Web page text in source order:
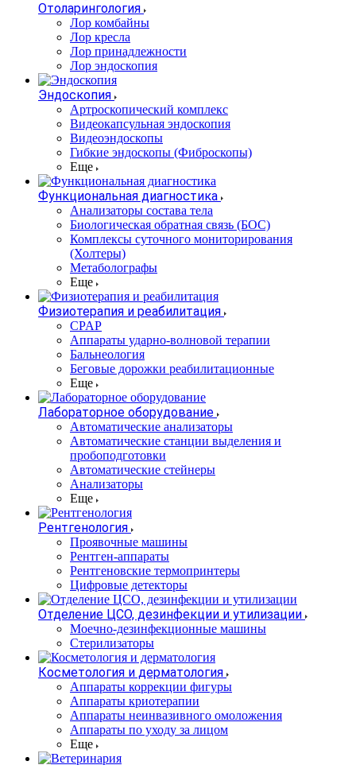
Отоларингология
Лор комбайны
Лор кресла
Лор принадлежности
Лор эндоскопия
Эндоскопия
Артроскопический комплекс
Видеокапсульная эндоскопия
Видеоэндоскопы
Гибкие эндоскопы (Фиброcкопы)
Еще
Функциональная диагностика
Анализаторы состава тела
Биологическая обратная связь (БОС)
Комплексы суточного мониторирования
(Холтеры)
Метаболографы
Еще
Физиотерапия и реабилитация
CPAP
Аппараты ударно-волновой терапии
Бальнеология
Беговые дорожки реабилитационные
Еще
Лабораторное оборудование
Автоматические анализаторы
Автоматические станции выделения и
пробоподготовки
Автоматические стейнеры
Анализаторы
Еще
Рентгенология
Проявочные машины
Рентген-аппараты
Рентгеновские термопринтеры
Цифровые детекторы
Отделение ЦСО, дезинфекции и утилизации
Моечно-дезинфекционные машины
Стерилизаторы
Косметология и дерматология
Аппараты коррекции фигуры
Аппараты криотерапии
Аппараты неинвазивного омоложения
Аппараты по уходу за лицом
Еще